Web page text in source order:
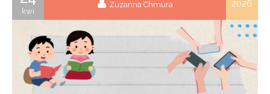
kwi
Zuzanna Chmura 2026